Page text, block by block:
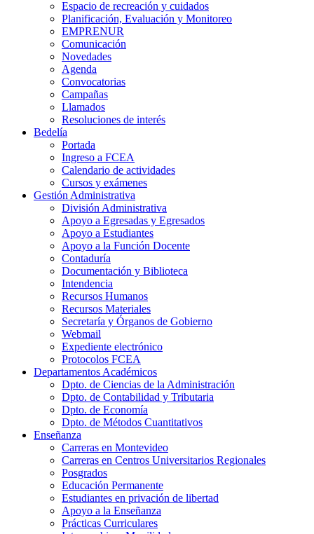
Espacio de recreación y cuidados
Planificación, Evaluación y Monitoreo
EMPRENUR
Comunicación
Novedades
Agenda
Convocatorias
Campañas
Llamados
Resoluciones de interés
Bedelía
Portada
Ingreso a FCEA
Calendario de actividades
Cursos y exámenes
Gestión Administrativa
División Administrativa
Apoyo a Egresadas y Egresados
Apoyo a Estudiantes
Apoyo a la Función Docente
Contaduría
Documentación y Biblioteca
Intendencia
Recursos Humanos
Recursos Materiales
Secretaría y Órganos de Gobierno
Webmail
Expediente electrónico
Protocolos FCEA
Departamentos Académicos
Dpto. de Ciencias de la Administración
Dpto. de Contabilidad y Tributaria
Dpto. de Economía
Dpto. de Métodos Cuantitativos
Enseñanza
Carreras en Montevideo
Carreras en Centros Universitarios Regionales
Posgrados
Educación Permanente
Estudiantes en privación de libertad
Apoyo a la Enseñanza
Prácticas Curriculares